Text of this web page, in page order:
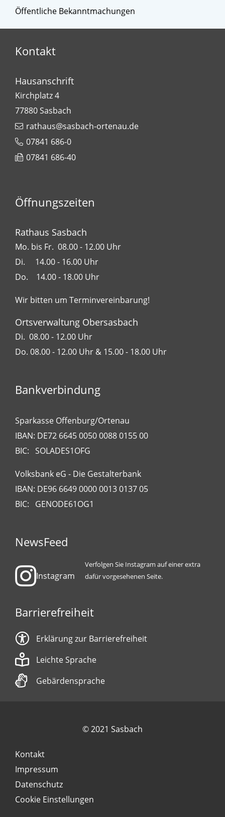
Öffentliche Bekanntmachungen
Kontakt
Hausanschrift
Kirchplatz 4
77880Sasbach
rathaus@sasbach-ortenau.de
07841 686-0
07841 686-40
Öffnungszeiten
Rathaus Sasbach
Mo. bis Fr. 08.00 - 12.00 Uhr
Di. 14.00 - 16.00 Uhr
Do. 14.00 - 18.00 Uhr
Wir bitten um Terminvereinbarung!
Ortsverwaltung Obersasbach
Di. 08.00 - 12.00 Uhr
Do. 08.00 - 12.00 Uhr & 15.00 - 18.00 Uhr
Bankverbindung
Sparkasse Offenburg/Ortenau
IBAN: DE72 6645 0050 0088 0155 00
BIC: SOLADES1OFG
Volksbank eG - Die Gestalterbank
IBAN: DE96 6649 0000 0013 0137 05
BIC: GENODE61OG1
NewsFeed
Instagram
Verfolgen Sie Instagram auf einer extra
dafür vorgesehenen Seite.
Barrierefreiheit
Erklärung zur Barrierefreiheit
Leichte Sprache
Gebärdensprache
© 2021 Sasbach
Kontakt
Impressum
Datenschutz
Cookie Einstellungen